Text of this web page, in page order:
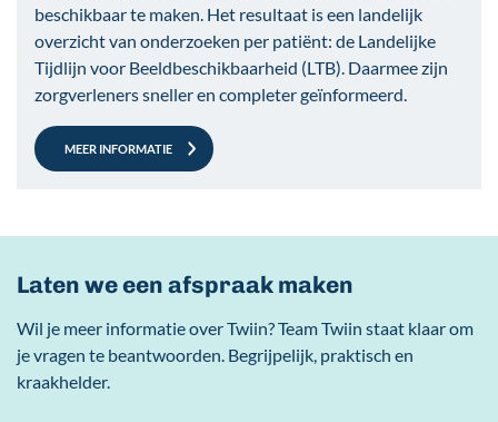
beschikbaar te maken. Het resultaat is een landelijk
overzicht van onderzoeken per patiënt: de Landelijke
Tijdlijn voor Beeldbeschikbaarheid (LTB). Daarmee zijn
zorgverleners sneller en completer geïnformeerd.
MEER INFORMATIE
Laten we een afspraak maken
Wil je meer informatie over Twiin? Team Twiin staat klaar om
je vragen te beantwoorden. Begrijpelijk, praktisch en
kraakhelder.